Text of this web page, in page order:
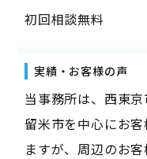
初回相談無料
実績・お客様の声
当事務所は、西東
留米市を中心にお
ますが、周辺のお